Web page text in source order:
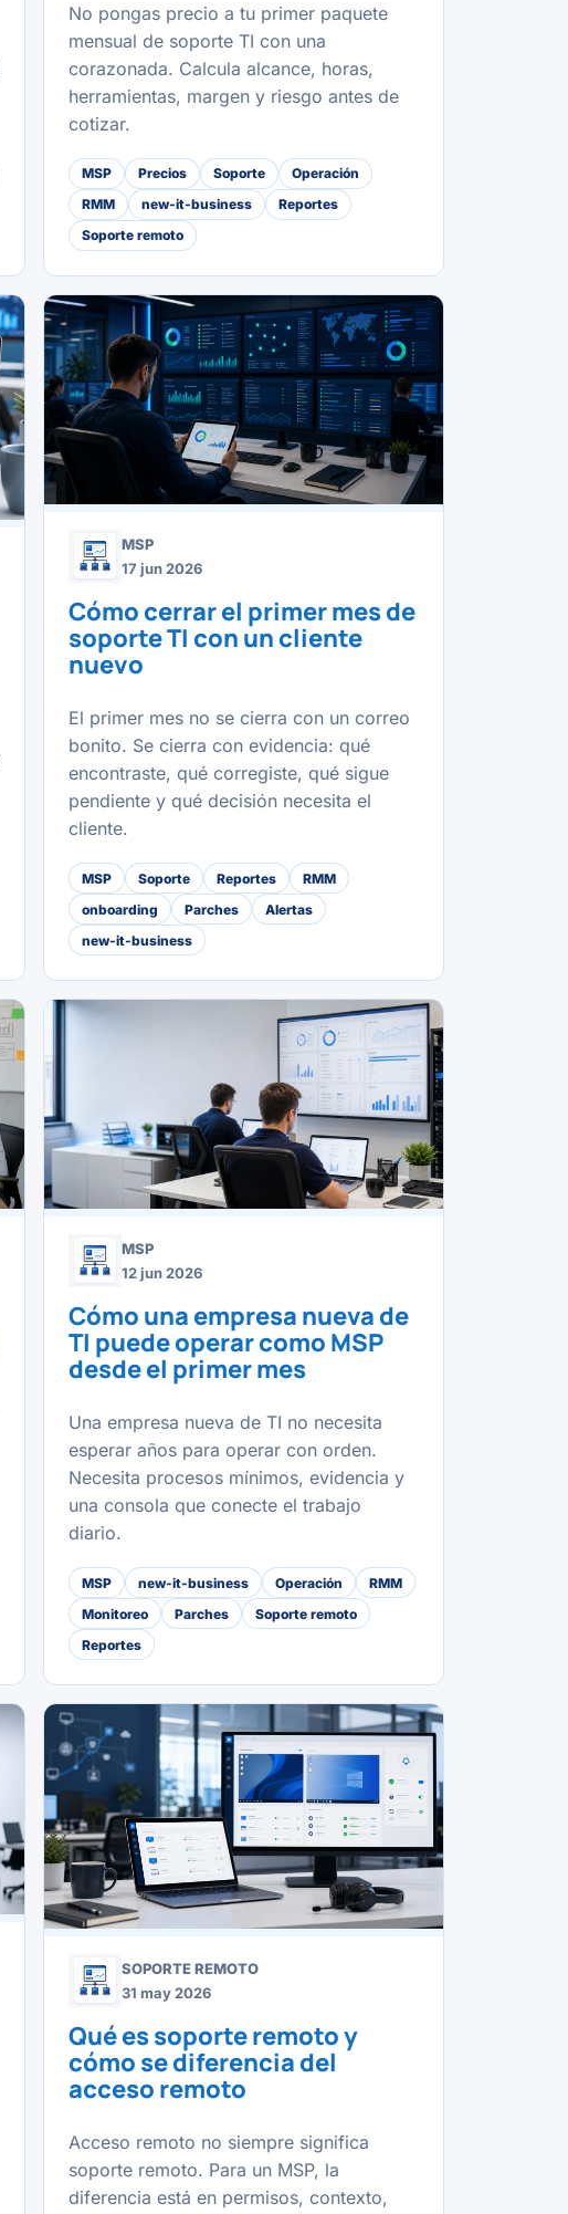
No pongas precio a tu primer paquete
mensual de soporte TI con una
corazonada. Calcula alcance, horas,
herramientas, margen y riesgo antes de
cotizar.
MSP Precios Soporte
Operación
RMM
new-it-business
Reportes
Soporte remoto
MSP
17 jun 2026
Cómo cerrar el primer mes de
soporte TI con un cliente
nuevo
El primer mes no se cierra con un correo
bonito. Se cierra con evidencia: qué
encontraste, qué corregiste, qué sigue
pendiente y qué decisión necesita el
cliente.
MSP Soporte Reportes
RMM
onboarding
Parches
Alertas
new-it-business
MSP
12 jun 2026
Cómo una empresa nueva de
TI puede operar como MSP
desde el primer mes
Una empresa nueva de TI no necesita
esperar años para operar con orden.
Necesita procesos mínimos, evidencia y
una consola que conecte el trabajo
diario.
MSP new-it-business Operación
RMM
Monitoreo
Parches
Soporte remoto
Reportes
SOPORTE REMOTO
31 may 2026
Qué es soporte remoto y
cómo se diferencia del
acceso remoto
Acceso remoto no siempre significa
soporte remoto. Para un MSP, la
diferencia está en permisos, contexto,